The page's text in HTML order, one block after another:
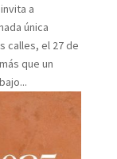
a
única
calles, el 27 de
que un